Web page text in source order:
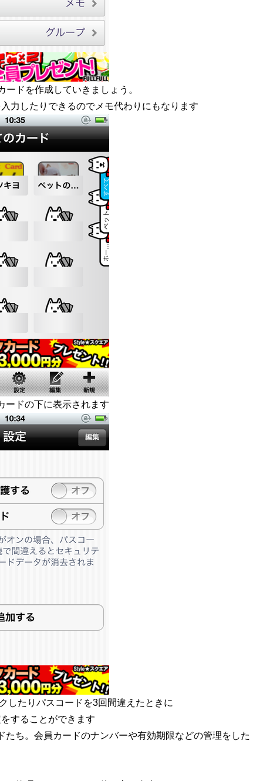
ドを作成していきましょう。
力したりできるのでメモ代わりにもなります
ードの下に表示されます
したりパスコードを3回間違えたときに
することができます
ち。会員カードのナンバーや有効期限などの管理をした